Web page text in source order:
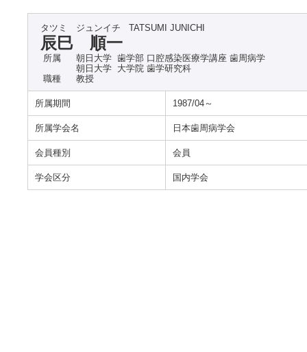
タツミ ジュンイチ TATSUMI JUNICHI
辰巳 順一
所属
朝日大学 歯学部 口腔感染医療学講座 歯周病学
朝日大学 大学院 歯学研究科
職種
教授
所属期間 1987/04～
所属学会名 日本歯周病学会
会員種別 会員
学会区分 国内学会